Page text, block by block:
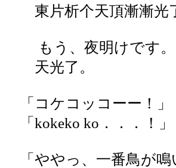
東片析个天頂漸漸光
もう、夜明けです。
天光了。
「コケコッコーー！」
「kokeko ko．．．！」
「ややっ、一番鳥が